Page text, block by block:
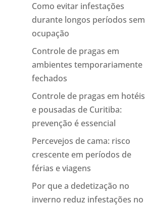
Como evitar infestações
durante longos períodos sem
ocupação
Controle de pragas em
ambientes temporariamente
fechados
Controle de pragas em hotéis
e pousadas de Curitiba:
prevenção é essencial
Percevejos de cama: risco
crescente em períodos de
férias e viagens
Por que a dedetização no
inverno reduz infestações no